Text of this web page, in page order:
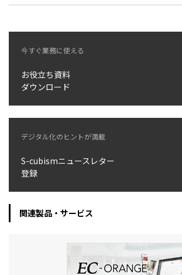
導入事例
今すぐ業務に使える
お役立ち資料
ダウンロード
デジタル化のヒントが満載
S-cubismニュースレター
登録
関連製品・サービス